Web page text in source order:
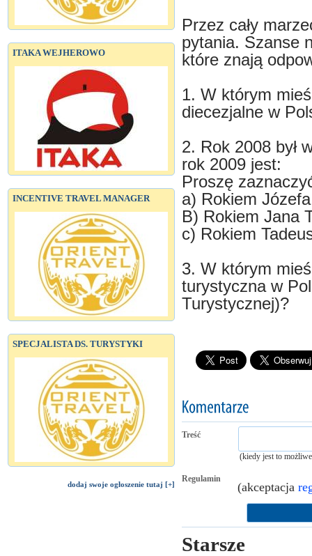
ITAKA WEJHEROWO
INCENTIVE TRAVEL MANAGER
SPECJALISTA DS. TURYSTYKI
dodaj swoje ogłoszenie tutaj [+]
Przez cały
pytania. Szanse
które znają
1. W którym
diecezjalne w
2. Rok 2008 był
rok 2009 jest:
Proszę
a) Rokiem
B) Rokiem Jana
c) Rokiem
3. W którym
turystyczna w
Turystycznej)?
Treść
(kiedy jest to
Regulamin
(akceptacja
Starsze